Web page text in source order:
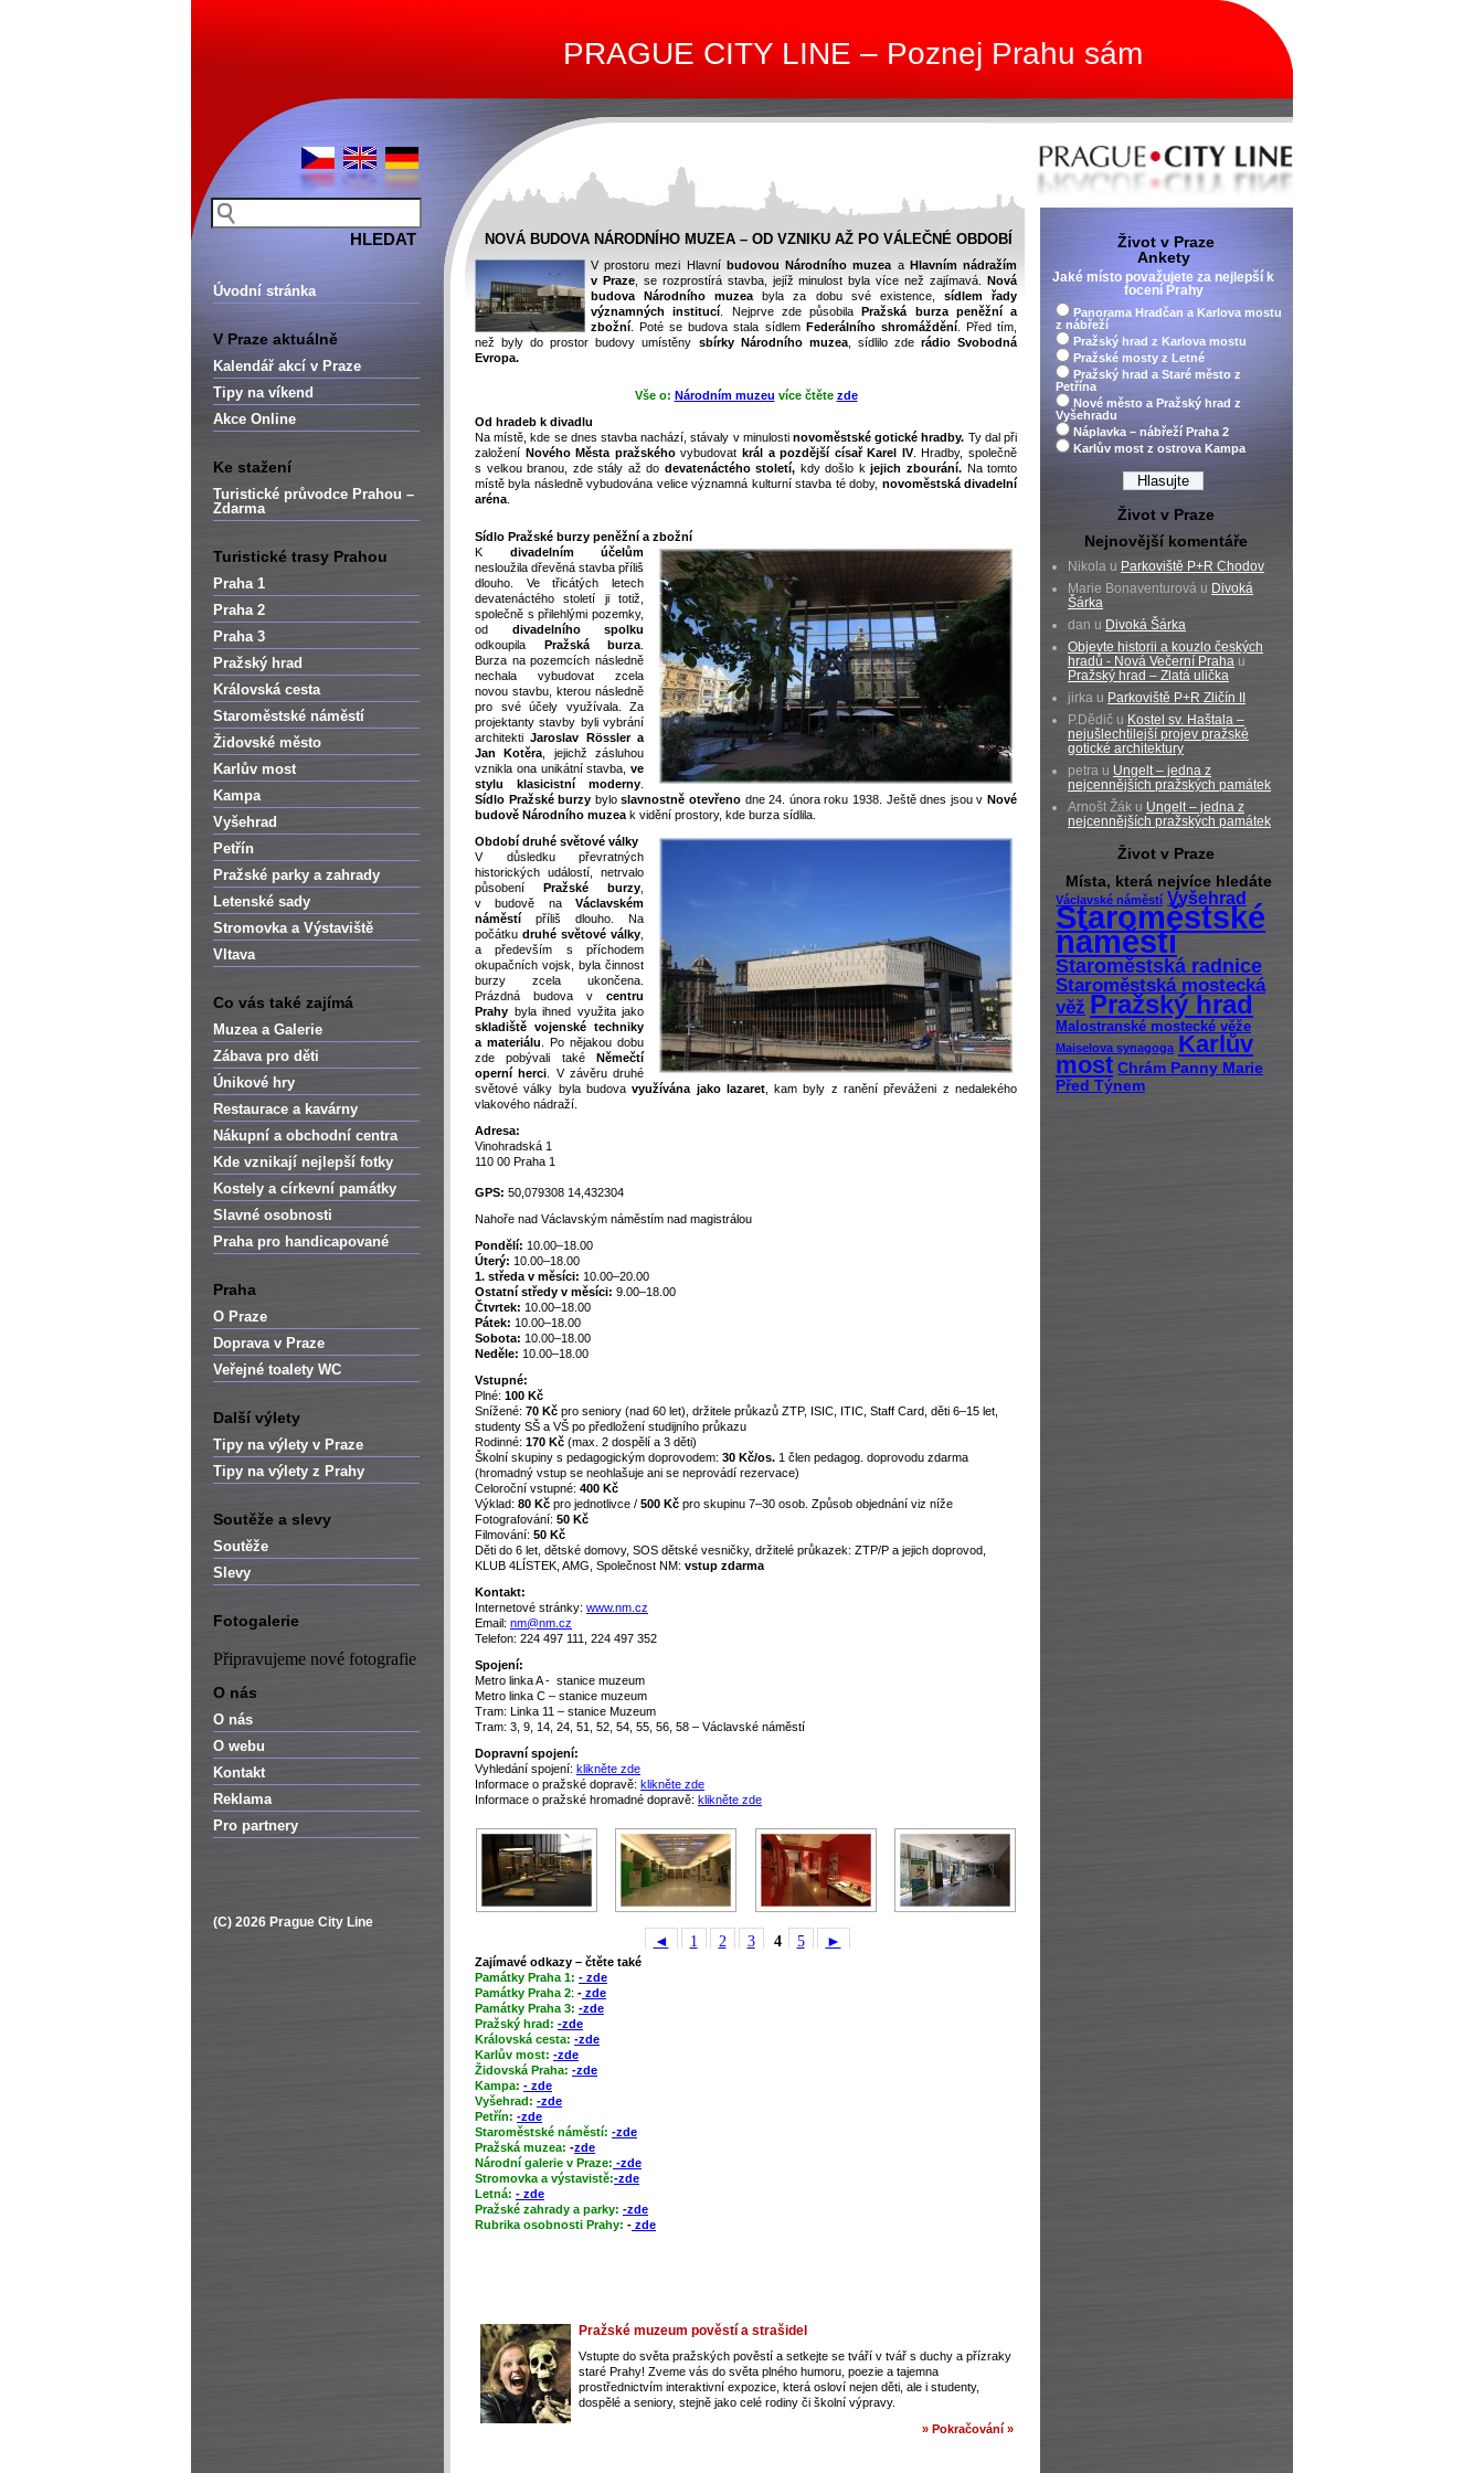
PRAGUE CITY LINE – Poznej Prahu sám
Úvodní stránka
V Praze aktuálně
Kalendář akcí v Praze
Tipy na víkend
Akce Online
Ke stažení
Turistické průvodce Prahou –
Zdarma
Turistické trasy Prahou
Praha 1
Praha 2
Praha 3
Pražský hrad
Královská cesta
Staroměstské náměstí
Židovské město
Karlův most
Kampa
Vyšehrad
Petřín
Pražské parky a zahrady
Letenské sady
Stromovka a Výstaviště
Vltava
Co vás také zajímá
Muzea a Galerie
Zábava pro děti
Únikové hry
Restaurace a kavárny
Nákupní a obchodní centra
Kde vznikají nejlepší fotky
Kostely a církevní památky
Slavné osobnosti
Praha pro handicapované
Praha
O Praze
Doprava v Praze
Veřejné toalety WC
Další výlety
Tipy na výlety v Praze
Tipy na výlety z Prahy
Soutěže a slevy
Soutěže
Slevy
Fotogalerie
Připravujeme nové fotografie
O nás
O nás
O webu
Kontakt
Reklama
Pro partnery
(C) 2026 Prague City Line
NOVÁ BUDOVA NÁRODNÍHO MUZEA – OD VZNIKU AŽ PO VÁLEČNÉ OBDOBÍ
V prostoru mezi Hlavní budovou Národního muzea a Hlavním nádražím
v Praze, se rozprostírá stavba, jejíž minulost byla více než zajímavá.Nová
budova Národního muzea byla za dobu své existence,
sídlem řady
významných institucí . Nejprve zde působilaPražská burza peněžní a
zbožní . Poté se budova stala sídlem Federálního shromáždění. Před tím,
než byly do prostor budovy umístěny sbírky Národního muzea, sídlilo zde rádio Svobodná
Evropa.
Vše o: Národním muzeu více čtěte zde
Od hradeb k divadlu
Na místě, kde se dnes stavba nachází, stávaly v minulosti novoměstské gotické hradby. Ty dal při
založení Nového Města pražskéhovybudovat král a pozdější císař Karel IV. Hradby, společně
s velkou branou, zde stály až do devatenáctého století, kdy došlo kjejich zbourání.Na tomto
místě byla následně vybudována velice významná kulturní stavba té doby, novoměstská divadelní
aréna
Sídlo Pražské burzy peněžní a zbožní
K divadelním účelům
nesloužila dřevěná stavba příliš
dlouho. Ve třicátých letech
devatenáctého století ji totiž,
společně s přilehlými pozemky,
od divadelního spolku
odkoupila Pražská burza
Burza na pozemcích následně
nechala vybudovat zcela
novou stavbu, kterou následně
pro své účely využívala. Za
projektanty stavby byli vybrání
architektiJaroslav Rössler a
Jan Kotěra , jejichž zásluhou
vznikla ona unikátní stavba, ve
stylu klasicistní moderny
Sídlo Pražské burzy byloslavnostně otevřeno dne 24. února roku 1938. Ještě dnes jsou vNové
budově Národního muzea k vidění prostory, kde burza sídlila.
Období druhé světové války
V důsledku převratných
historických událostí, netrvalo
působení Pražské burzy
v budově na Václavském
náměstí příliš dlouho. Na
počátku druhé světové války
a především s příchodem
okupačních vojsk, byla činnost
burzy zcela ukončena.
Prázdná budova v centru
Prahy byla ihned využita jako
skladiště vojenské techniky
a materiálu . Po nějakou dobu
zde pobývali také Němečtí
operní herci . V závěru druhé
světové války byla budovavyužívána jako lazaret, kam byly z ranění převáženi z nedalekého
vlakového nádraží.
Adresa:
Vinohradská 1
110 00 Praha 1
GPS: 50,079308 14,432304
Nahoře nad Václavským náměstím nad magistrálou
Pondělí: 10.00–18.00
Úterý: 10.00–18.00
1. středa v měsíci: 10.00–20.00
Ostatní středy v měsíci: 9.00–18.00
Čtvrtek: 10.00–18.00
Pátek: 10.00–18.00
Sobota: 10.00–18.00
Neděle: 10.00–18.00
Vstupné:
Plné: 100 Kč
Snížené: 70 Kč pro seniory (nad 60 let), držitele průkazů ZTP, ISIC, ITIC, Staff Card, děti 6–15 let,
studenty SŠ a VŠ po předložení studijního průkazu
Rodinné: 170 Kč (max. 2 dospělí a 3 děti)
Školní skupiny s pedagogickým doprovodem: 30 Kč/os. 1 člen pedagog. doprovodu zdarma
(hromadný vstup se neohlašuje ani se neprovádí rezervace)
Celoroční vstupné: 400 Kč
Výklad: 80 Kč pro jednotlivce / 500 Kč pro skupinu 7–30 osob. Způsob objednání viz níže
Fotografování: 50 Kč
Filmování: 50 Kč
Děti do 6 let, dětské domovy, SOS dětské vesničky, držitelé průkazek: ZTP/P a jejich doprovod,
KLUB 4LÍSTEK, AMG, Společnost NM: vstup zdarma
Kontakt:
Internetové stránky: www.nm.cz
Email: nm@nm.cz
Telefon: 224 497 111, 224 497 352
Spojení:
Metro linka A - stanice muzeum
Metro linka C – stanice muzeum
Tram: Linka 11 – stanice Muzeum
Tram: 3, 9, 14, 24, 51, 52, 54, 55, 56, 58 – Václavské náměstí
Dopravní spojení:
Vyhledání spojení: klikněte zde
Informace o pražské dopravě: klikněte zde
Informace o pražské hromadné dopravě: klikněte zde
◄ 1 2 3 4 5 ►
Zajímavé odkazy – čtěte také
Památky Praha 1: - zde
Památky Praha 2: - zde
Památky Praha 3: -zde
Pražský hrad: -zde
Královská cesta: -zde
Karlův most: -zde
Židovská Praha: -zde
Kampa: - zde
Vyšehrad: -zde
Petřín: -zde
Staroměstské náměstí: -zde
Pražská muzea: -zde
Národní galerie v Praze: -zde
Stromovka a výstavistě:-zde
Letná: - zde
Pražské zahrady a parky: -zde
Rubrika osobnosti Prahy: - zde
Pražské muzeum pověstí a strašidel
Vstupte do světa pražských pověstí a setkejte se tváří v tvář s duchy a přízraky
staré Prahy! Zveme vás do světa plného humoru, poezie a tajemna
prostřednictvím interaktivní expozice, která osloví nejen děti, ale i studenty,
dospělé a seniory, stejně jako celé rodiny či školní výpravy.
» Pokračování »
Život v Praze
Ankety
Jaké místo považujete za nejlepší k
focení Prahy
Panorama Hradčan a Karlova mostu
z nábřeží
Pražský hrad z Karlova mostu
Pražské mosty z Letné
Pražský hrad a Staré město z
Petřína
Nové město a Pražský hrad z
Vyšehradu
Náplavka – nábřeží Praha 2
Karlův most z ostrova Kampa
Život v Praze
Nejnovější komentáře
Nikola u Parkoviště P+R Chodov
Marie Bonaventurová u Divoká
Šárka
dan u Divoká Šárka
Objevte historii a kouzlo českých
hradů - Nová Večerní Praha u
Pražský hrad – Zlatá ulička
jirka u Parkoviště P+R Zličín II
P.Dědič u Kostel sv. Haštala –
nejušlechtilejší projev pražské
gotické architektury
petra u Ungelt – jedna z
nejcennějších pražských památek
Arnošt Žák u Ungelt – jedna z
nejcennějších pražských památek
Život v Praze
Místa, která nejvíce hledáte
Václavské náměstí Vyšehrad
Staroměstské
náměstí
Staroměstská radnice
Staroměstská mostecká
věž Pražský hrad
Malostranské mostecké věže
Maiselova synagoga Karlův
most Chrám Panny Marie
Před Týnem